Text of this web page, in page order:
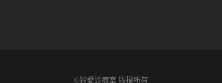
©戀愛診療室 版權所有